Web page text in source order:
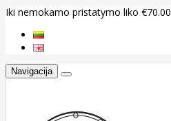
Iki nemokamo pristatymo liko €70.00
Navigacija